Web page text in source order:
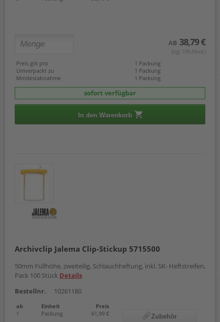
AB 38,79 €
(zzgl. 19% Mwst.)
Preis gilt pro
1 Packung
Umverpackt zu
1 Packung
Mindestabnahme
1 Packung
sofort verfügbar
In den Warenkorb
Archivclip Jalema Clip-Stickup 5715500
50mm Füllhöhe, zweiteilig, Schlauchheftung, inkl. SK- Heftstreifen,
Pack 100 Stück Details
Bestellnr.
10261180
ab Einheit
Preis
1
Packung 61,99 € Zubehör